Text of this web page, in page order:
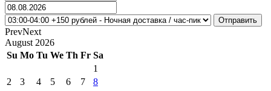
PrevNext
August 2026
Su Mo Tu We Th Fr Sa
1
2
3 4 5 6 7
8